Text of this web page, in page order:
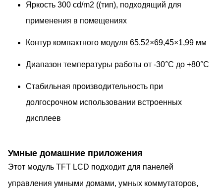
Яркость 300 cd/m2 ((тип), подходящий для
применения в помещениях
Контур компактного модуля 65,52×69,45×1,99 мм
Диапазон температуры работы от -30°C до +80°C
Стабильная производительность при
долгосрочном использовании встроенных
дисплеев
Умные домашние приложения
Этот модуль TFT LCD подходит для панелей
управления умными домами, умных коммутаторов,